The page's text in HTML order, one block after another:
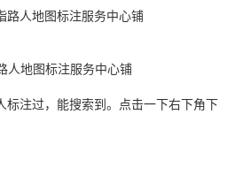
路人地图标注服务中心铺
人地图标注服务中心铺
注过，能搜索到。点击一下右下角下